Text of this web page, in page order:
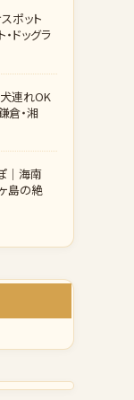
ポット
ドッグラ
連れOK
倉・湘
｜海南
島の絶